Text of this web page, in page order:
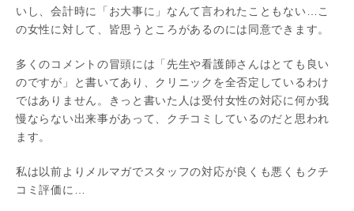
いし、会計時に「お大事に」なんて言われたこともない…こ
の女性に対して、皆思うところがあるのには同意できます。
多くのコメントの冒頭には「先生や看護師さんはとても良い
のですが」と書いてあり、クリニックを全否定しているわけ
ではありません。きっと書いた人は受付女性の対応に何か我
慢ならない出来事があって、クチコミしているのだと思われ
ます。
私は以前よりメルマガでスタッフの対応が良くも悪くもクチ
コミ評価に…